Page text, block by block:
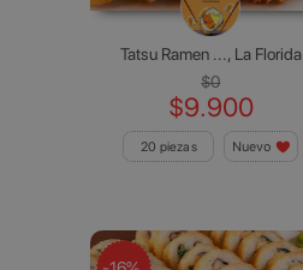
Tatsu Ramen ..., La Florida
$0
$9.900
20 piezas Nuevo